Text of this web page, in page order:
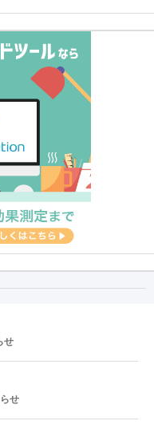
せ
せ